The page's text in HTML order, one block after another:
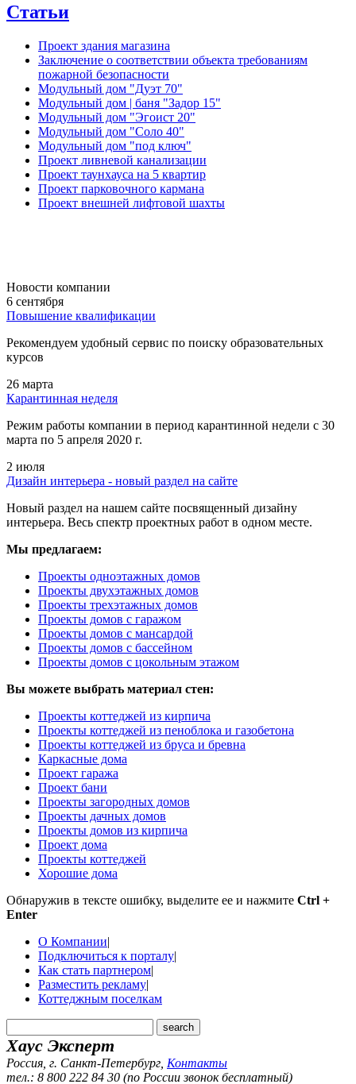
Статьи
Проект здания магазина
Заключение о соответствии объекта требованиям
пожарной безопасности
Модульный дом "Дуэт 70"
Модульный дом | баня "Задор 15"
Модульный дом "Эгоист 20"
Модульный дом "Соло 40"
Модульный дом "под ключ"
Проект ливневой канализации
Проект таунхауса на 5 квартир
Проект парковочного кармана
Проект внешней лифтовой шахты
Новости компании
6 сентября
Повышение квалификации
Рекомендуем удобный сервис по поиску образовательных
курсов
26 марта
Карантинная неделя
Режим работы компании в период карантинной недели c 30
марта по 5 апреля 2020 г.
2 июля
Дизайн интерьера - новый раздел на сайте
Новый раздел на нашем сайте посвященный дизайну
интерьера. Весь спектр проектных работ в одном месте.
Мы предлагаем:
Проекты одноэтажных домов
Проекты двухэтажных домов
Проекты трехэтажных домов
Проекты домов с гаражом
Проекты домов с мансардой
Проекты домов с бассейном
Проекты домов с цокольным этажом
Вы можете выбрать материал стен:
Проекты коттеджей из кирпича
Проекты коттеджей из пеноблока и газобетона
Проекты коттеджей из бруса и бревна
Каркасные дома
Проект гаража
Проект бани
Проекты загородных домов
Проекты дачных домов
Проекты домов из кирпича
Проект дома
Проекты коттеджей
Хорошие дома
Обнаружив в тексте ошибку, выделите ее и нажмите Ctrl +
Enter
О Компании|
Подключиться к порталу|
Как стать партнером|
Разместить рекламу|
Коттеджным поселкам
Хаус Эксперт
Россия, г. Санкт-Петербург Контакты
тел.: 8 800 222 84 30 (по России звонок бесплатный)